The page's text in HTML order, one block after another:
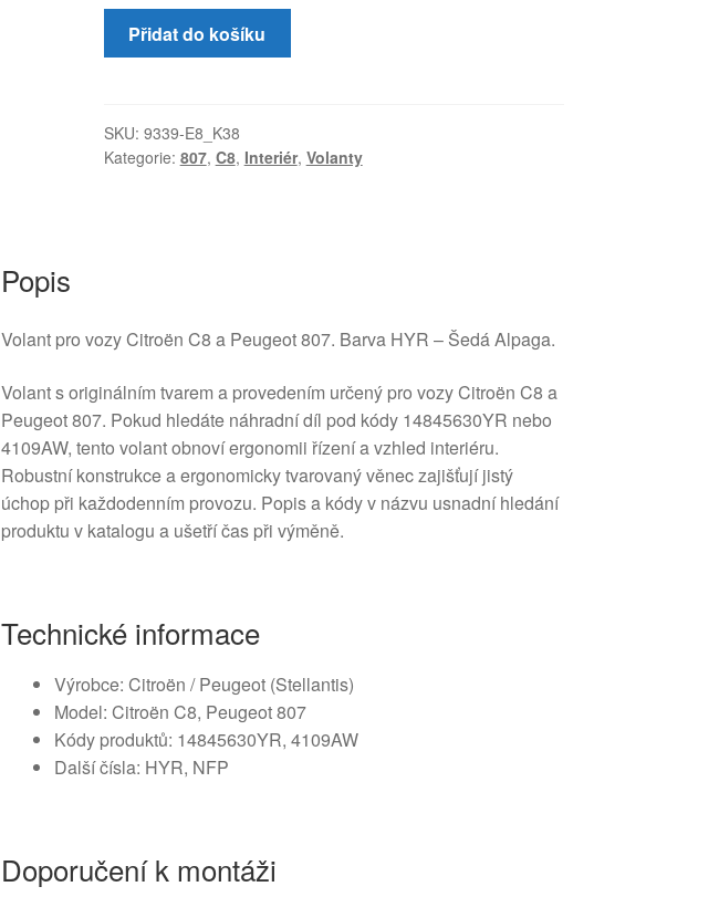
Volant
Citroën
807
14845630YR
Přidat do košíku
SKU: 9339-E8_K38
Kategorie: 807, C8, Interiér, Volanty
Popis
Volant pro vozy Citroën C8 a Peugeot 807. Barva HYR – Šedá Alpaga.
Volant s originálním tvarem a provedením určený pro vozy Citroën C8 a
Peugeot 807. Pokud hledáte náhradní díl pod kódy 14845630YR nebo
4109AW, tento volant obnoví ergonomii řízení a vzhled interiéru.
Robustní konstrukce a ergonomicky tvarovaný věnec zajišťují jistý
úchop při každodenním provozu. Popis a kódy v názvu usnadní hledání
produktu v katalogu a ušetří čas při výměně.
Technické informace
Výrobce: Citroën / Peugeot (Stellantis)
Model: Citroën C8, Peugeot 807
Kódy produktů: 14845630YR, 4109AW
Další čísla: HYR, NFP
Doporučení k montáži